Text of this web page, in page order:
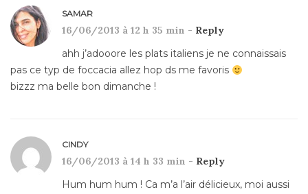
SAMAR
16/06/2013 à 12 h 35 min - Reply
ahh j’adooore les plats italiens je ne connaissais
pas ce typ de foccacia allez hop ds me favoris
bizzz ma belle bon dimanche !
CINDY
16/06/2013 à 14 h 33 min - Reply
Hum hum hum ! Ca m’a l’air délicieux, moi aussi